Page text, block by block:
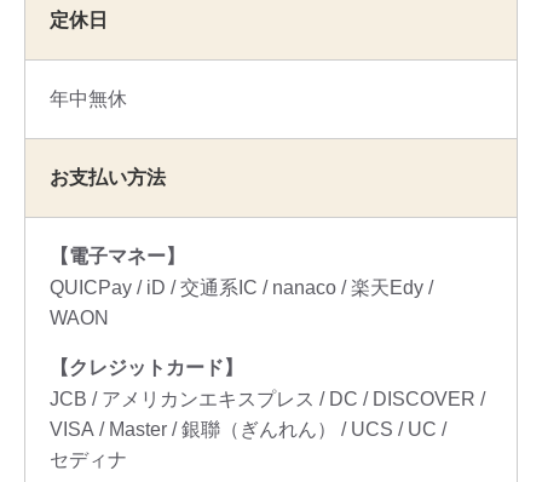
定休日
年中無休
お支払い方法
【電子マネー】
QUICPay
iD 交通系IC nanaco
楽天Edy
WAON
【クレジットカード】
JCB
アメリカンエキスプレス DC
DISCOVER
VISA
Master 銀聯（ぎんれん） UCS
UC
セディナ